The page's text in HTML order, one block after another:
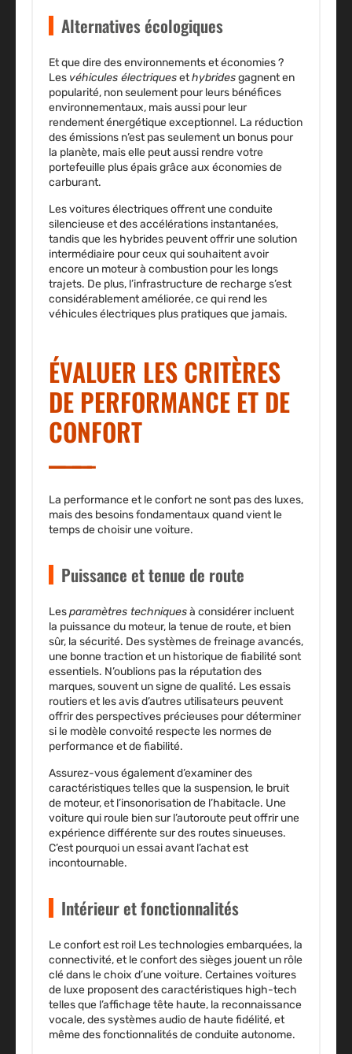
Alternatives écologiques
Et que dire des environnements et économies ?
Les véhicules électriquesethybridesgagnent en
popularité, non seulement pour leurs bénéfices
environnementaux, mais aussi pour leur
rendement énergétique exceptionnel. La réduction
des émissions n’est pas seulement un bonus pour
la planète, mais elle peut aussi rendre votre
portefeuille plus épais grâce aux économies de
carburant.
Les voitures électriques offrent une conduite
silencieuse et des accélérations instantanées,
tandis que les hybrides peuvent offrir une solution
intermédiaire pour ceux qui souhaitent avoir
encore un moteur à combustion pour les longs
trajets. De plus, l’infrastructure de recharge s’est
considérablement améliorée, ce qui rend les
véhicules électriques plus pratiques que jamais.
ÉVALUER LES CRITÈRES
DE PERFORMANCE ET DE
CONFORT
La performanceet le confort ne sont pas des luxes,
mais des besoins fondamentaux quand vient le
temps dechoisirune voiture.
Puissance et tenue de route
Lesparamètres techniquesà considérer incluent
la puissance du moteur, la tenue de route, et bien
sûr, la sécurité. Des systèmes de freinage avancés,
une bonne traction et un historique de fiabilité sont
essentiels. N’oublions pas la réputation des
marques, souvent un signe de qualité. Les essais
routiers et les avis d’autres utilisateurs peuvent
offrir des perspectives précieuses pour déterminer
si le modèle convoité respecte les normes de
performance et de fiabilité.
Assurez-vous également d’examiner des
caractéristiques telles que la suspension, le bruit
de moteur, et l’insonorisation de l’habitacle. Une
voiture qui roule bien sur l’autoroute peut offrir une
expérience différente sur des routes sinueuses.
C’est pourquoi un essai avant l’achat est
incontournable.
Intérieur et fonctionnalités
Le confort est roi! Lestechnologiesembarquées, la
connectivité, et le confort des sièges jouent un rôle
clé dans le choix d’une voiture. Certaines voitures
de luxe proposent des caractéristiques high-tech
telles que l’affichage tête haute, la reconnaissance
vocale, des systèmes audio de haute fidélité, et
même des fonctionnalités de conduite autonome.